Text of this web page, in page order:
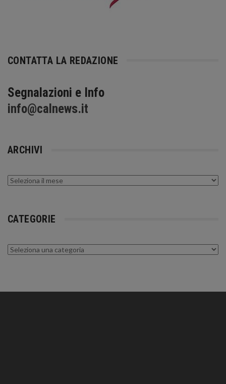
CONTATTA LA REDAZIONE
Segnalazioni e Info
info@calnews.it
ARCHIVI
Archivi
CATEGORIE
Categorie